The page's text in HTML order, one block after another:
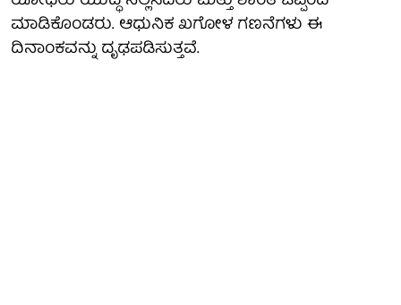
ಮಾಡಿಕೊಂಡರು. ಆಧುನಿಕ ಖಗೋಳ ಗಣನೆಗಳು ಈ
ದಿನಾಂಕವನ್ನು ದೃಢಪಡಿಸುತ್ತವೆ.